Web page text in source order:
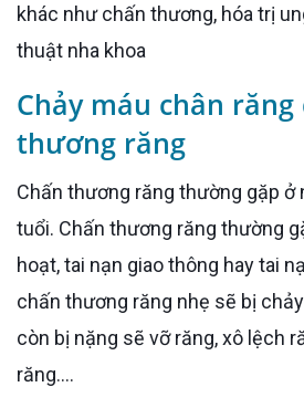
khác như chấn thương, hóa trị
thuật nha khoa
Chảy máu chân răng
thương răng
Chấn thương răng thường gặp ở những người trẻ
tuổi. Chấn thương răng thường
hoạt, tai nạn giao thông hay tai
chấn thương răng nhẹ sẽ bị
còn bị nặng sẽ vỡ răng, xô lệch
răng….